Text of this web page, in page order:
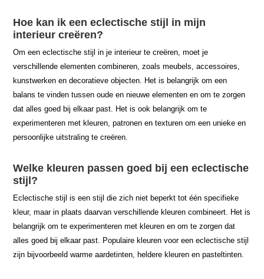
Hoe kan ik een eclectische stijl in mijn
interieur creëren?
Om een eclectische stijl in je interieur te creëren, moet je
verschillende elementen combineren, zoals meubels, accessoires,
kunstwerken en decoratieve objecten. Het is belangrijk om een
balans te vinden tussen oude en nieuwe elementen en om te zorgen
dat alles goed bij elkaar past. Het is ook belangrijk om te
experimenteren met kleuren, patronen en texturen om een unieke en
persoonlijke uitstraling te creëren.
Welke kleuren passen goed bij een eclectische
stijl?
Eclectische stijl is een stijl die zich niet beperkt tot één specifieke
kleur, maar in plaats daarvan verschillende kleuren combineert. Het is
belangrijk om te experimenteren met kleuren en om te zorgen dat
alles goed bij elkaar past. Populaire kleuren voor een eclectische stijl
zijn bijvoorbeeld warme aardetinten, heldere kleuren en pasteltinten.